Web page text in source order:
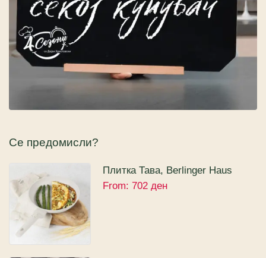
Се предомисли?
Плитка Тава, Berlinger Haus
Sahara Collection
From: 702 ден